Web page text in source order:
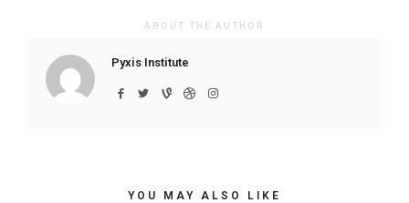
ABOUT THE AUTHOR
Pyxis Institute
YOU MAY ALSO LIKE